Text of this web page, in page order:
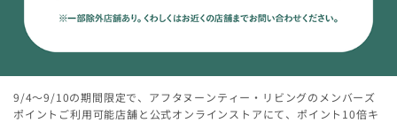
9/4～9/10の期間限定で、アフタヌーンティー・リビングのメンバーズ
ポイントご利用可能店舗と公式オンラインストアにて、ポイント10倍キ